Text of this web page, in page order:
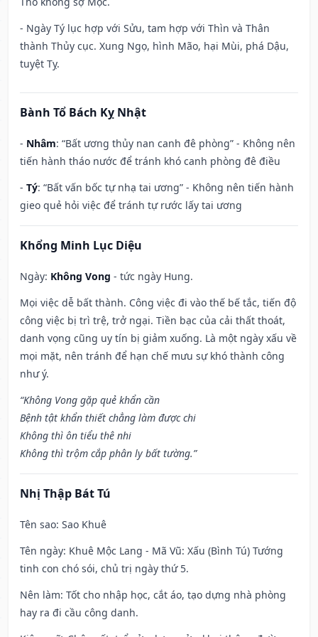
- Ngày Tý lục hợp với Sửu, tam hợp với Thìn và Thân
thành Thủy cục. Xung Ngọ, hình Mão, hại Mùi, phá Dậu,
tuyệt Tỵ.
Bành Tổ Bách Kỵ Nhật
- Nhâm: “Bất ương thủy nan canh đê phòng” - Không nên
tiến hành tháo nước để tránh khó canh phòng đê điều
- Tý: “Bất vấn bốc tự nhạ tai ương” - Không nên tiến hành
gieo quẻ hỏi việc để tránh tự rước lấy tai ương
Khổng Minh Lục Diệu
Ngày: Không Vong - tức ngày Hung.
Mọi việc dễ bất thành. Công việc đi vào thế bế tắc, tiến độ
công việc bị trì trệ, trở ngại. Tiền bạc của cải thất thoát,
danh vọng cũng uy tín bị giảm xuống. Là một ngày xấu về
mọi mặt, nên tránh để hạn chế mưu sự khó thành công
như ý.
“Không Vong gặp quẻ khẩn cần
Bệnh tật khẩn thiết chẳng làm được chi
Không thì ôn tiểu thê nhi
Không thì trộm cắp phân ly bất tường.”
Nhị Thập Bát Tú
Tên sao: Sao Khuê
Tên ngày: Khuê Mộc Lang - Mã Vũ: Xấu (Bình Tú) Tướng
tinh con chó sói, chủ trị ngày thứ 5.
Nên làm: Tốt cho nhập học, cắt áo, tạo dựng nhà phòng
hay ra đi cầu công danh.